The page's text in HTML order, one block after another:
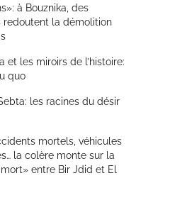
à Bouznika, des
redoutent la démolition
et les miroirs de l’histoire:
quo
les racines du désir
mortels, véhicules
la colère monte sur la
entre Bir Jdid et El